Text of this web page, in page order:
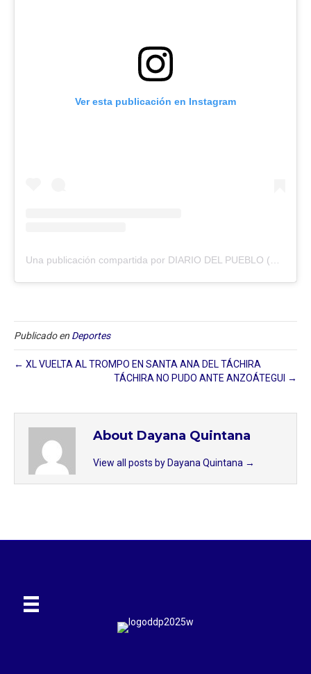
Ver esta publicación en Instagram
Una publicación compartida por DIARIO DEL PUEBLO (@diariodlpueblo)
Publicado en Deportes
← XL VUELTA AL TROMPO EN SANTA ANA DEL TÁCHIRA
TÁCHIRA NO PUDO ANTE ANZOÁTEGUI →
About Dayana Quintana
View all posts by Dayana Quintana →